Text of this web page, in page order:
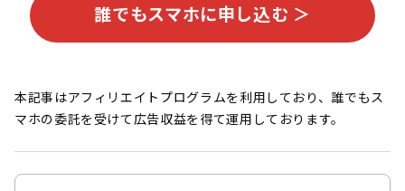
誰でもスマホに申し込む ＞
本記事はアフィリエイトプログラムを利用しており、誰でもス
マホの委託を受けて広告収益を得て運用しております。